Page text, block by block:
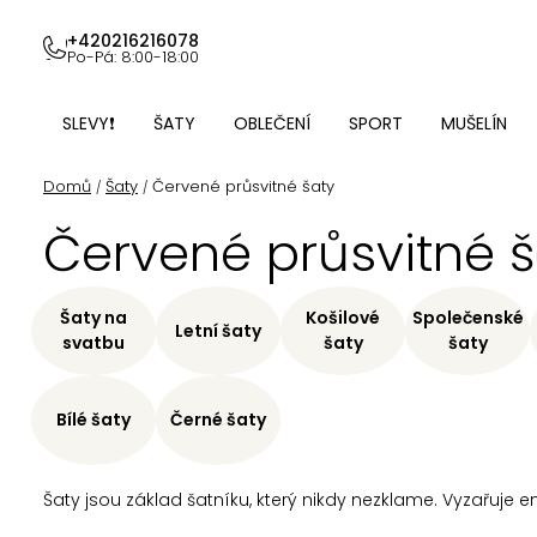
obsah
+420216216078
Po-Pá: 8:00-18:00
SLEVY❗ ŠATY OBLEČENÍ SPORT MUŠELÍN
Domů / Šaty / Červené průsvitné šaty
Červené průsvitné
Šaty jsou základ šatníku, který nikdy nezklame. Vyzařuje
Šaty na
svatbu
Letní šaty
Košilové
šaty
Společenské
šaty
Bílé šaty Černé šaty